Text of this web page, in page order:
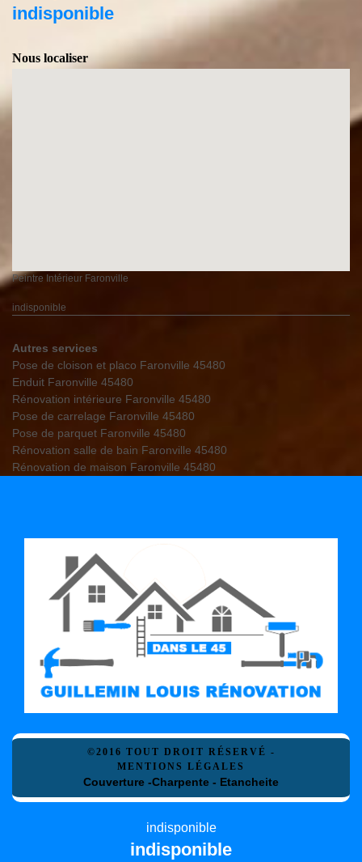
indisponible
Nous localiser
Peintre Intérieur Faronville
indisponible
Autres services
Pose de cloison et placo Faronville 45480
Enduit Faronville 45480
Rénovation intérieure Faronville 45480
Pose de carrelage Faronville 45480
Pose de parquet Faronville 45480
Rénovation salle de bain Faronville 45480
Rénovation de maison Faronville 45480
©2016 TOUT DROIT RÉSERVÉ -
MENTIONS LÉGALES
Couverture -Charpente - Etancheite
indisponible
indisponible